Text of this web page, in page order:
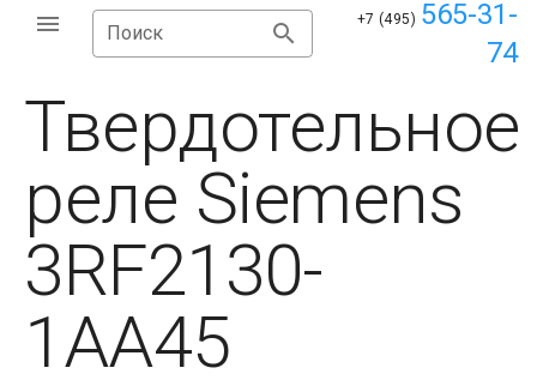
Поиск
+7 (495) 565-31-
74
Твердотельное
реле Siemens
3RF2130-
1AA45